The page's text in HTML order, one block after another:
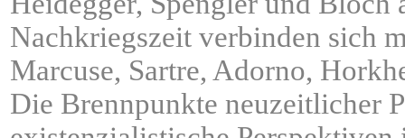
Nachkriegszeit verbinden sich
Marcuse, Sartre, Adorno,
Die Brennpunkte neuzeitlicher